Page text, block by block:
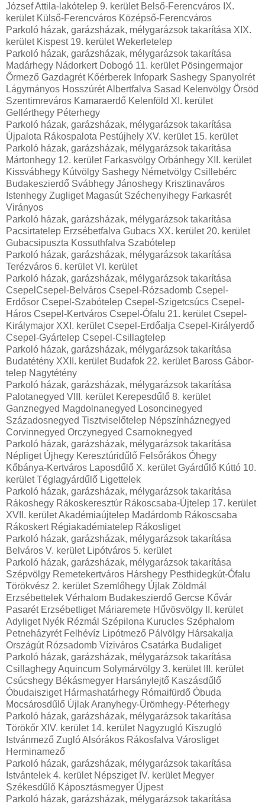
József Attila-lakótelep 9. kerület Belső-Ferencváros IX.
kerület Külső-Ferencváros Középső-Ferencváros
Parkoló házak, garázsházak, mélygarázsok takarítása XIX.
kerület Kispest 19. kerület Wekerletelep
Parkoló házak, garázsházak, mélygarázsok takarítása
Madárhegy Nádorkert Dobogó 11. kerület Pösingermajor
Őrmező Gazdagrét Kőérberek Infopark Sashegy Spanyolrét
Lágymányos Hosszúrét Albertfalva Sasad Kelenvölgy Örsöd
Szentimreváros Kamaraerdő Kelenföld XI. kerület
Gellérthegy Péterhegy
Parkoló házak, garázsházak, mélygarázsok takarítása
Újpalota Rákospalota Pestújhely XV. kerület 15. kerület
Parkoló házak, garázsházak, mélygarázsok takarítása
Mártonhegy 12. kerület Farkasvölgy Orbánhegy XII. kerület
Kissvábhegy Kútvölgy Sashegy Németvölgy Csillebérc
Budakeszierdő Svábhegy Jánoshegy Krisztinaváros
Istenhegy Zugliget Magasút Széchenyihegy Farkasrét
Virányos
Parkoló házak, garázsházak, mélygarázsok takarítása
Pacsirtatelep Erzsébetfalva Gubacs XX. kerület 20. kerület
Gubacsipuszta Kossuthfalva Szabótelep
Parkoló házak, garázsházak, mélygarázsok takarítása
Terézváros 6. kerület VI. kerület
Parkoló házak, garázsházak, mélygarázsok takarítása
CsepelCsepel-Belváros Csepel-Rózsadomb Csepel-
Erdősor Csepel-Szabótelep Csepel-Szigetcsúcs Csepel-
Háros Csepel-Kertváros Csepel-Ófalu 21. kerület Csepel-
Királymajor XXI. kerület Csepel-Erdőalja Csepel-Királyerdő
Csepel-Gyártelep Csepel-Csillagtelep
Parkoló házak, garázsházak, mélygarázsok takarítása
Budatétény XXII. kerület Budafok 22. kerület Baross Gábor-
telep Nagytétény
Parkoló házak, garázsházak, mélygarázsok takarítása
Palotanegyed VIII. kerület Kerepesdűlő 8. kerület
Ganznegyed Magdolnanegyed Losoncinegyed
Századosnegyed Tisztviselőtelep Népszínháznegyed
Corvinnegyed Orczynegyed Csarnoknegyed
Parkoló házak, garázsházak, mélygarázsok takarítása
Népliget Újhegy Keresztúridűlő Felsőrákos Óhegy
Kőbánya-Kertváros Laposdűlő X. kerület Gyárdűlő Kúttó 10.
kerület Téglagyárdűlő Ligettelek
Parkoló házak, garázsházak, mélygarázsok takarítása
Rákoshegy Rákoskeresztúr Rákoscsaba-Újtelep 17. kerület
XVII. kerület Akadémiaújtelep Madárdomb Rákoscsaba
Rákoskert Régiakadémiatelep Rákosliget
Parkoló házak, garázsházak, mélygarázsok takarítása
Belváros V. kerület Lipótváros 5. kerület
Parkoló házak, garázsházak, mélygarázsok takarítása
Szépvölgy Remetekertváros Hárshegy Pesthidegkút-Ófalu
Törökvész 2. kerület Szemlőhegy Újlak Zöldmál
Erzsébettelek Vérhalom Budakeszierdő Gercse Kővár
Pasarét Erzsébetliget Máriaremete Hűvösvölgy II. kerület
Adyliget Nyék Rézmál Szépilona Kurucles Széphalom
Petneházyrét Felhévíz Lipótmező Pálvölgy Hársakalja
Országút Rózsadomb Víziváros Csatárka Budaliget
Parkoló házak, garázsházak, mélygarázsok takarítása
Csillaghegy Aquincum Solymárvölgy 3. kerület III. kerület
Csúcshegy Békásmegyer Harsánylejtő Kaszásdűlő
Óbudaisziget Hármashatárhegy Rómaifürdő Óbuda
Mocsárosdűlő Újlak Aranyhegy-Ürömhegy-Péterhegy
Parkoló házak, garázsházak, mélygarázsok takarítása
Törökőr XIV. kerület 14. kerület Nagyzugló Kiszugló
Istvánmező Zugló Alsórákos Rákosfalva Városliget
Herminamező
Parkoló házak, garázsházak, mélygarázsok takarítása
Istvántelek 4. kerület Népsziget IV. kerület Megyer
Székesdűlő Káposztásmegyer Újpest
Parkoló házak, garázsházak, mélygarázsok takarítása